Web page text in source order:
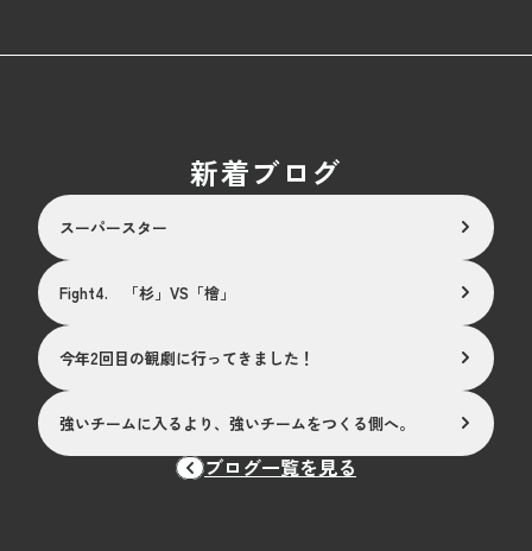
新着ブログ
スーパースター
Fight4.　「杉」VS「檜」
今年2回目の観劇に行ってきました！
強いチームに入るより、強いチームをつくる側へ。
ブログ一覧を見る